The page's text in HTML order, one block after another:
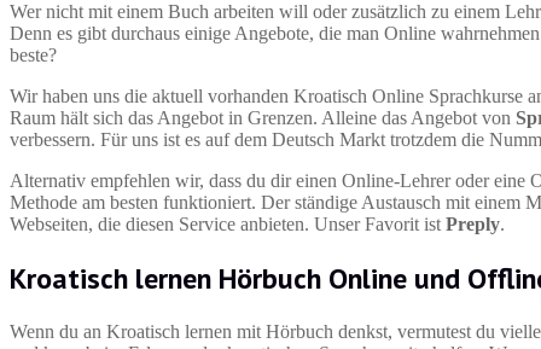
Wer nicht mit einem Buch arbeiten will oder zusätzlich zu einem
Denn es gibt durchaus einige Angebote, die man Online
beste?
Wir haben uns die aktuell vorhanden Kroatisch Online Sprachkurse
Raum hält sich das Angebot in Grenzen. Alleine das Angebot von
verbessern. Für uns ist es auf dem Deutsch Markt trotzdem die
Alternativ empfehlen wir, dass du dir einen Online-Lehrer oder eine
Methode am besten funktioniert. Der ständige Austausch mit einem
Webseiten, die diesen Service anbieten. Unser Favorit ist Preply.
Kroatisch lernen Hörbuch Online und
Wenn du an Kroatisch lernen mit Hörbuch denkst, vermutest du